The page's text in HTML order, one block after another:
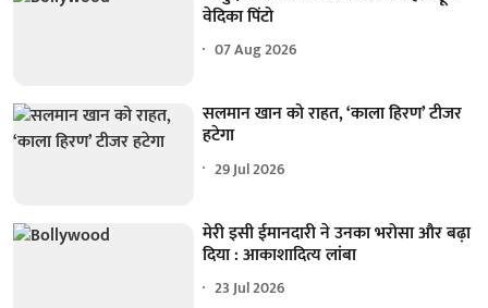
वेदिका पिंटो
07 Aug 2026
सलमान खान को राहत, ‘काला हिरण’ टीजर
हटेगा
29 Jul 2026
मेरी इसी ईमानदारी ने उनका भरोसा और बढ़ा
दिया : आकाशादित्य लांबा
23 Jul 2026